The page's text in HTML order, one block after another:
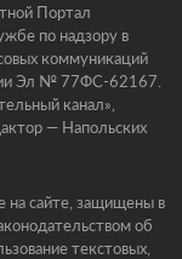
Портал
по надзору в
коммуникаций
Эл № 77ФС-62167.
канал»,
— Напольских
на сайте, защищены в
об
текстовых,